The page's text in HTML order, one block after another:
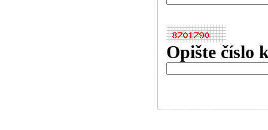
Opište číslo